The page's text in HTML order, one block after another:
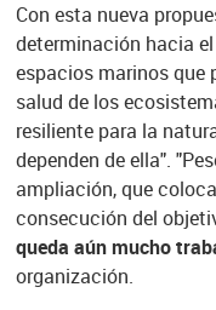
Con esta nueva
determinación hacia el
espacios marinos que
salud de los
resiliente para la
dependen de ella".
ampliación, que
consecución del
queda aún mucho
organización.